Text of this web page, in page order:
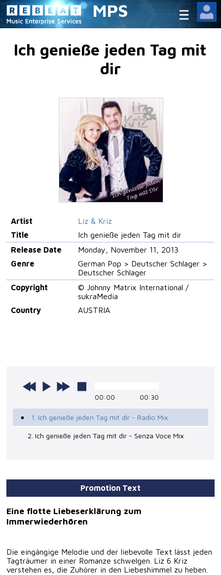
MPS
Ich genieße jeden Tag mit
dir
Artist
Liz & Kriz
Title
Ich genieße jeden Tag mit dir
Release Date
Monday, November 11, 2013
Genre
German Pop > Deutscher Schlager >
Deutscher Schlager
Copyright
© Johnny Matrix International /
sukraMedia
Country
AUSTRIA
00:00 00:30
1. Ich genieße jeden Tag mit dir - Radio Mix
2. Ich genieße jeden Tag mit dir - Senza Voce Mix
Promotion Text
Eine flotte Liebeserklärung zum
Immerwiederhören
Die eingängige Melodie und der liebevolle Text lässt jeden
Tagträumer in einer Romanze schwelgen. Liz 6 Kriz
verstehen es, die Zuhörer in den Liebeshimmel zu heben.